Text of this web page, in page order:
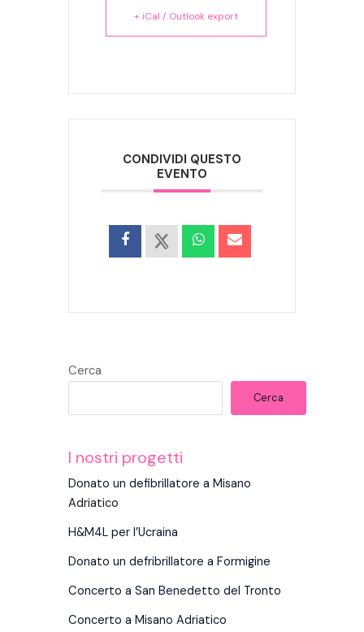
+ iCal / Outlook export
CONDIVIDI QUESTO
EVENTO
Cerca
Cerca
I nostri progetti
Donato un defibrillatore a Misano
Adriatico
H&M4L per l’Ucraina
Donato un defribrillatore a Formigine
Concerto a San Benedetto del Tronto
Concerto a Misano Adriatico